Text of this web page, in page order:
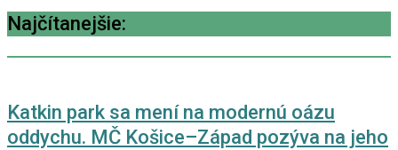
Najčítanejšie:
Katkin park sa mení na modernú oázu
oddychu. MČ Košice–Západ pozýva na jeho